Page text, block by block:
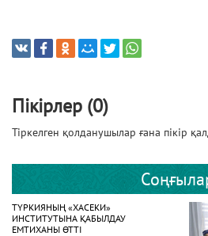
Пікірлер (0)
Тіркелген қолданушылар ғана пікір
ТҮРКИЯНЫҢ «ХАСЕКИ»
ИНСТИТУТЫНА ҚАБЫЛДАУ
ЕМТИХАНЫ ӨТТІ